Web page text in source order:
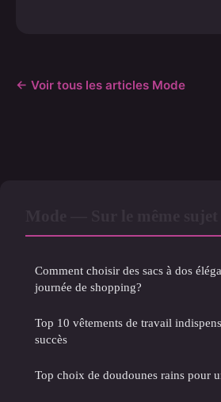
← Voir tous les articles Mode
Comment choisir des sacs à dos
journée de shopping?
Top 10 vêtements de travail
succès
Top choix de doudounes rains pour